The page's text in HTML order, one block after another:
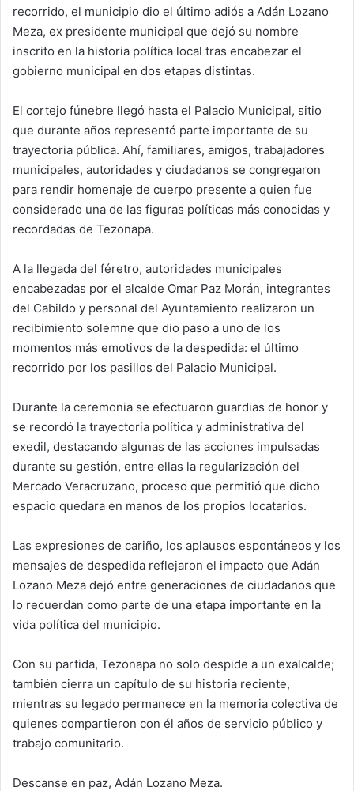
recorrido, el municipio dio el último adiós a Adán Lozano
Meza, ex presidente municipal que dejó su nombre
inscrito en la historia política local tras encabezar el
gobierno municipal en dos etapas distintas.
El cortejo fúnebre llegó hasta el Palacio Municipal, sitio
que durante años representó parte importante de su
trayectoria pública. Ahí, familiares, amigos, trabajadores
municipales, autoridades y ciudadanos se congregaron
para rendir homenaje de cuerpo presente a quien fue
considerado una de las figuras políticas más conocidas y
recordadas de Tezonapa.
A la llegada del féretro, autoridades municipales
encabezadas por el alcalde Omar Paz Morán, integrantes
del Cabildo y personal del Ayuntamiento realizaron un
recibimiento solemne que dio paso a uno de los
momentos más emotivos de la despedida: el último
recorrido por los pasillos del Palacio Municipal.
Durante la ceremonia se efectuaron guardias de honor y
se recordó la trayectoria política y administrativa del
exedil, destacando algunas de las acciones impulsadas
durante su gestión, entre ellas la regularización del
Mercado Veracruzano, proceso que permitió que dicho
espacio quedara en manos de los propios locatarios.
Las expresiones de cariño, los aplausos espontáneos y los
mensajes de despedida reflejaron el impacto que Adán
Lozano Meza dejó entre generaciones de ciudadanos que
lo recuerdan como parte de una etapa importante en la
vida política del municipio.
Con su partida, Tezonapa no solo despide a un exalcalde;
también cierra un capítulo de su historia reciente,
mientras su legado permanece en la memoria colectiva de
quienes compartieron con él años de servicio público y
trabajo comunitario.
Descanse en paz, Adán Lozano Meza.